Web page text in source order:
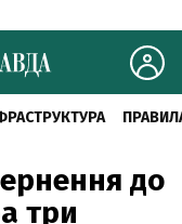
до
три